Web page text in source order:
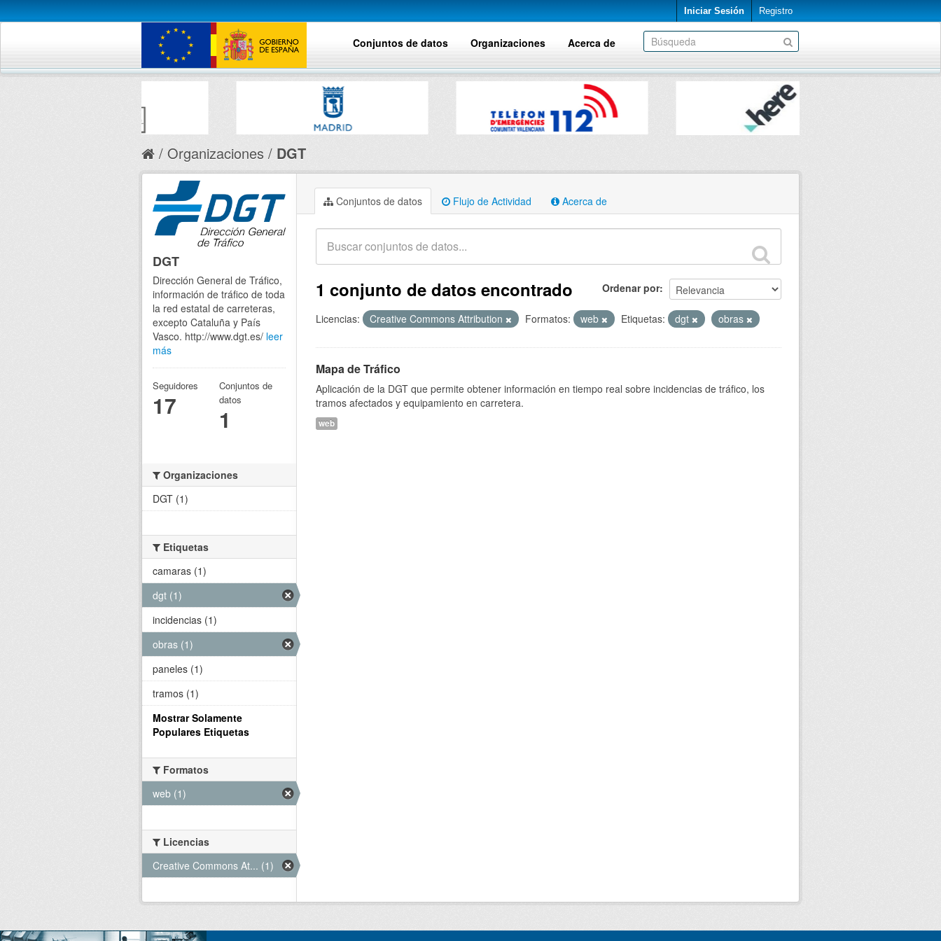
Iniciar Sesión Registro
Conjuntos de datos Organizaciones Acerca de
Organizaciones DGT
Conjuntos de datos Flujo de Actividad Acerca de
Ordenar por
1 conjunto de datos encontrado
Licencias: Creative Commons Attribution Formatos: web Etiquetas: dgt obras
Mapa de Tráfico
Aplicación de la DGT que permite obtener información en tiempo real sobre incidencias de tráfico, los
tramos afectados y equipamiento en carretera.
web
DGT
Dirección General de Tráfico,
información de tráfico de toda
la red estatal de carreteras,
excepto Cataluña y País
Vasco. http://www.dgt.es/ leer
más
Seguidores
17
Conjuntos de
datos
1
Organizaciones
DGT (1)
Etiquetas
camaras (1)
dgt (1)
incidencias (1)
obras (1)
paneles (1)
tramos (1)
Mostrar Solamente
Populares Etiquetas
Formatos
web (1)
Licencias
Creative Commons At... (1)